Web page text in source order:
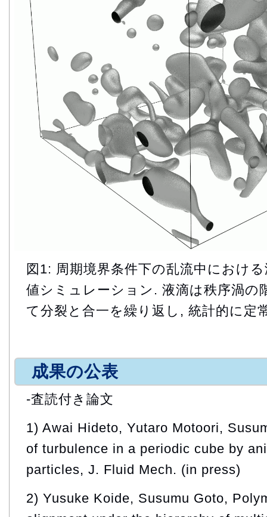
図1: 周期境界条件下の乱流中におけ
値シミュレーション. 液滴は秩序渦の
て分裂と合一を繰り返し, 統計的に定
成果の公表
-査読付き論文
1) Awai Hideto, Yutaro Motoori,
of turbulence in a periodic cube by
particles, J. Fluid Mech. (in press)
2) Yusuke Koide, Susumu Goto,